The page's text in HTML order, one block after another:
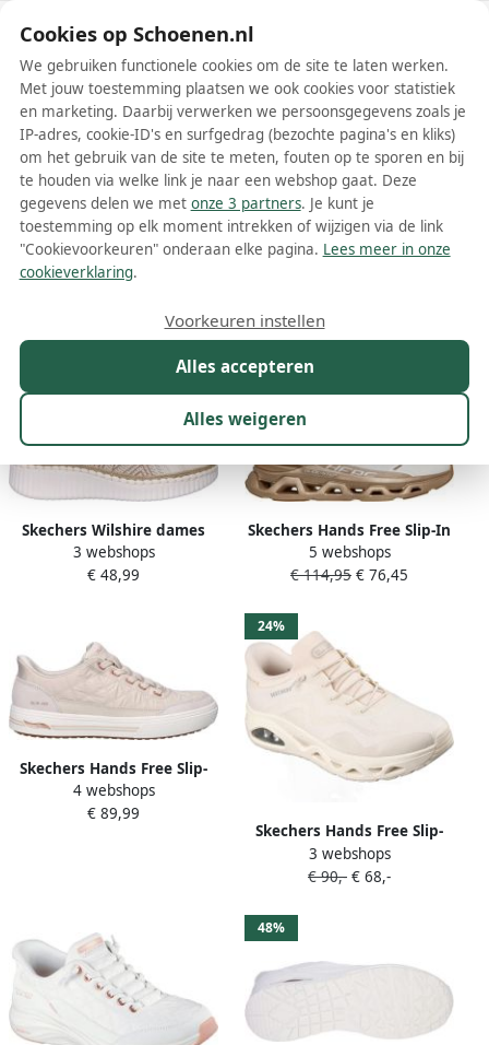
Schoenen.nl
Wis filters Alle filters
Witte Skechers dames instappers
Meer lezen
Skechers Wilshire dames
instapper Sneakers Off
White
3 webshops
€ 48,99
Skechers Hands Free Slip-In
Gilde Step Altus lage
sneakers
5 webshops
€ 114,95 € 76,45
Skechers Hands Free Slip-
Ins Arch Fit Arcade dames
instapper Off White
4 webshops
€ 89,99
24%
Skechers Hands Free Slip-
Ins Uno Glide-Step dames
instapper Off White
3 webshops
€ 90,- € 68,-
48%
Cookies op Schoenen.nl
We gebruiken functionele cookies om de site te laten werken.
Met jouw toestemming plaatsen we ook cookies voor statistiek
en marketing. Daarbij verwerken we persoonsgegevens zoals je
IP-adres, cookie-ID's en surfgedrag (bezochte pagina's en kliks)
om het gebruik van de site te meten, fouten op te sporen en bij
te houden via welke link je naar een webshop gaat. Deze
gegevens delen we met onze 3 partners. Je kunt je
toestemming op elk moment intrekken of wijzigen via de link
"Cookievoorkeuren" onderaan elke pagina. Lees meer in onze
cookieverklaring.
Alles accepteren
Alles weigeren
Voorkeuren instellen